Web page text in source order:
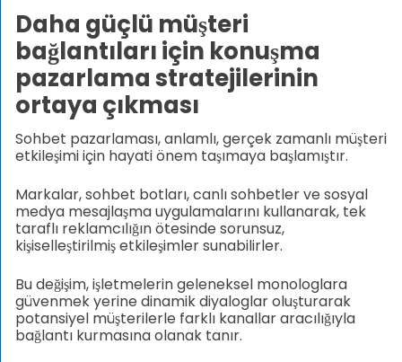
Daha güçlü müşteri
bağlantıları için konuşma
pazarlama stratejilerinin
ortaya çıkması
Sohbet pazarlaması, anlamlı, gerçek zamanlı müşteri
etkileşimi için hayati önem taşımaya başlamıştır.
Markalar, sohbet botları, canlı sohbetler ve sosyal
medya mesajlaşma uygulamalarını kullanarak, tek
taraflı reklamcılığın ötesinde sorunsuz,
kişiselleştirilmiş etkileşimler sunabilirler.
Bu değişim, işletmelerin geleneksel monologlara
güvenmek yerine dinamik diyaloglar oluşturarak
potansiyel müşterilerle farklı kanallar aracılığıyla
bağlantı kurmasına olanak tanır.